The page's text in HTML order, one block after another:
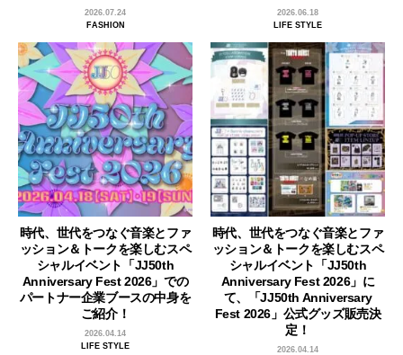
2026.07.24
FASHION
2026.06.18
LIFE STYLE
時代、世代をつなぐ音楽とファ
ッション＆トークを楽しむスペ
シャルイベント「JJ50th
Anniversary Fest 2026」での
パートナー企業ブースの中身を
ご紹介！
2026.04.14
LIFE STYLE
時代、世代をつなぐ音楽とファ
ッション＆トークを楽しむスペ
シャルイベント「JJ50th
Anniversary Fest 2026」に
て、「JJ50th Anniversary
Fest 2026」公式グッズ販売決
定！
2026.04.14